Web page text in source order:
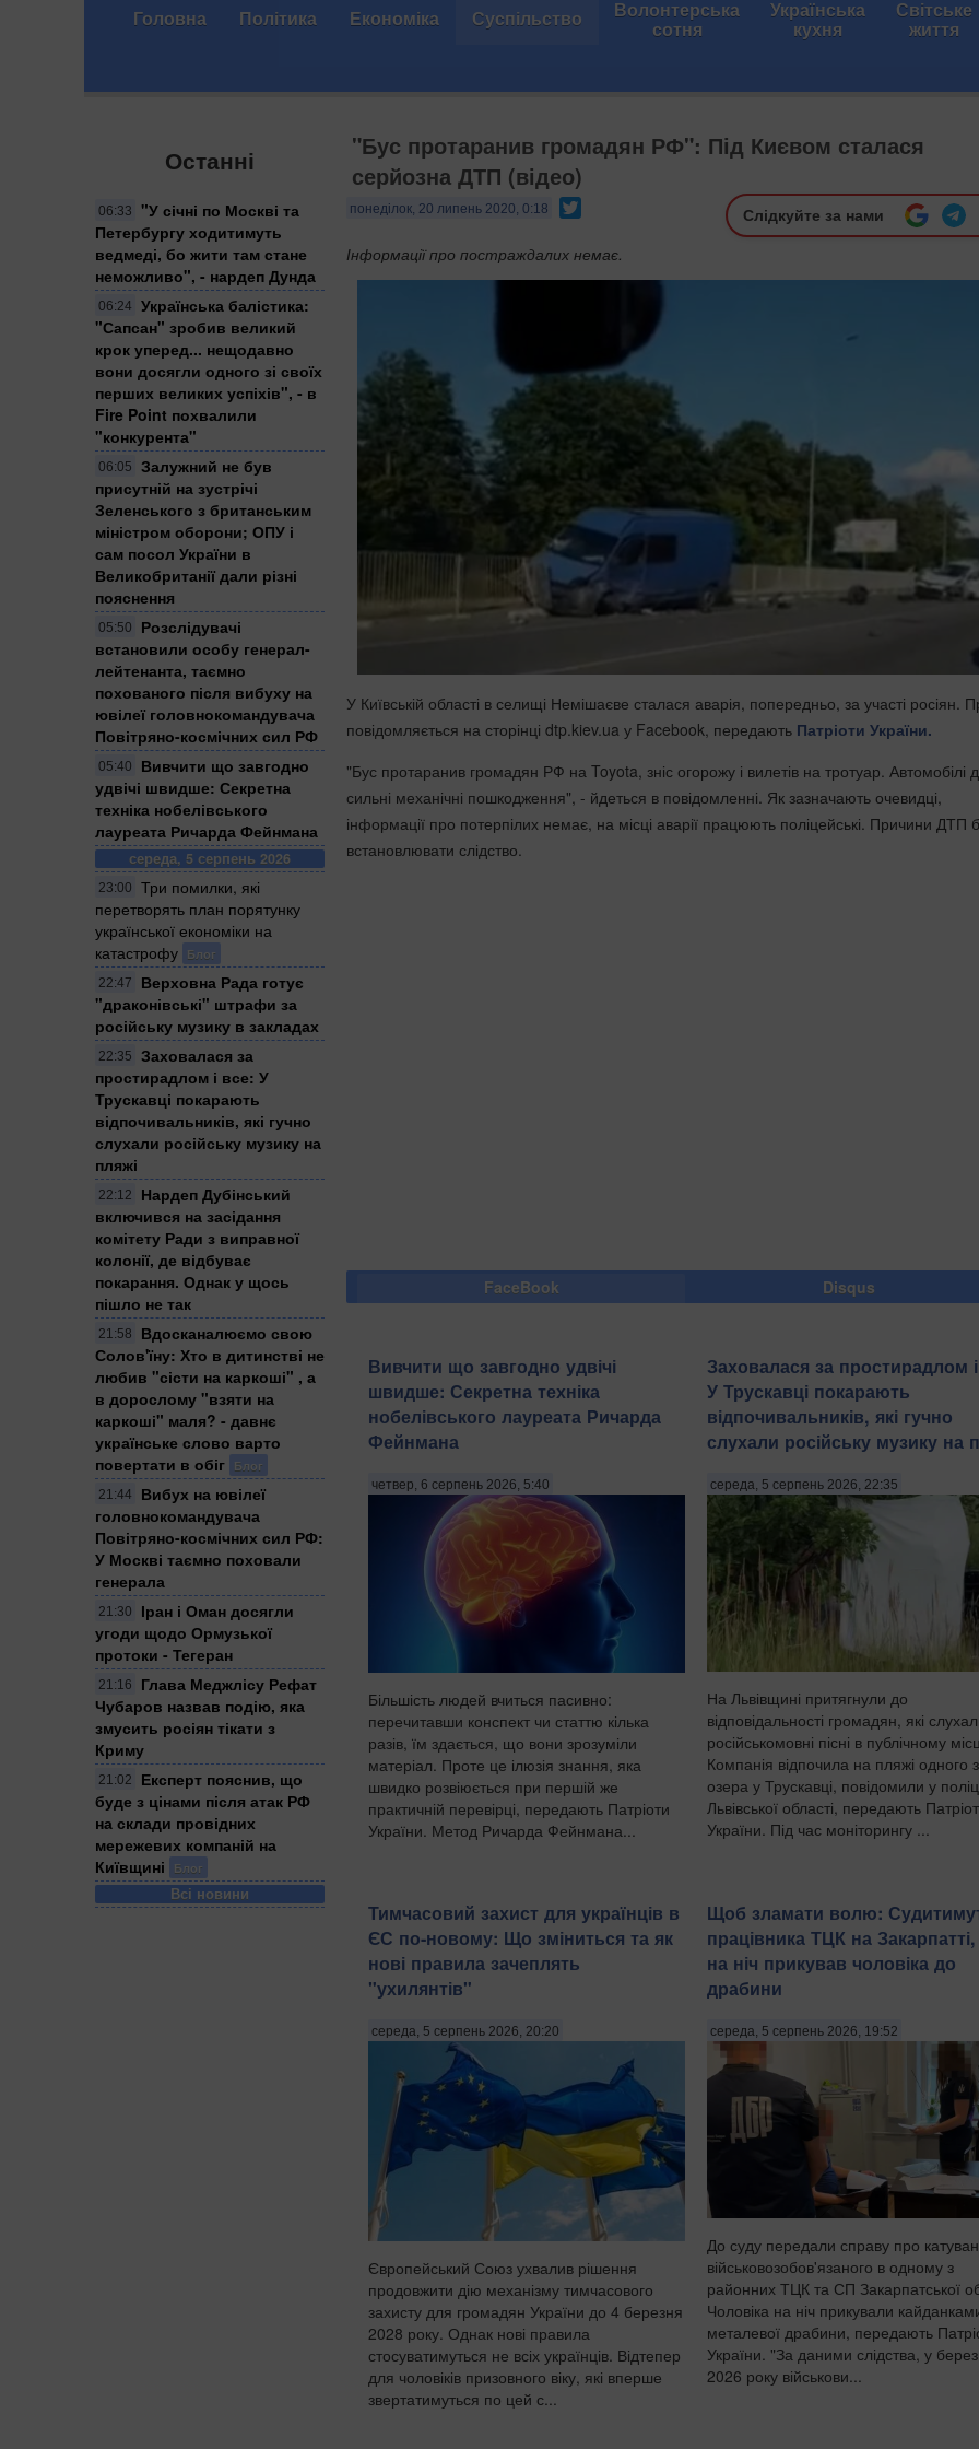
Головна Політика Економіка Суспільство Волонтерська
сотня
Українська
кухня
Світське
життя
Останні
06:33
"У січні по Москві та
Петербургу ходитимуть
ведмеді, бо жити там стане
неможливо", - нардеп Дунда
06:24
​Українська балістика:
"Сапсан" зробив великий
крок уперед... нещодавно
вони досягли одного зі своїх
перших великих успіхів", - в
Fire Point похвалили
"конкурента"
06:05
Залужний не був
присутній на зустрічі
Зеленського з британським
міністром оборони; ОПУ і
сам посол України в
Великобританії дали різні
пояснення
05:50
Розслідувачі
встановили особу генерал-
лейтенанта, таємно
похованого після вибуху на
ювілеї головнокомандувача
Повітряно-космічних сил РФ
05:40
Вивчити що завгодно
удвічі швидше: Секретна
техніка нобелівського
лауреата Ричарда Фейнмана
середа, 5 серпень 2026
23:00
Три помилки, які
перетворять план порятунку
української економіки на
катастрофу Блог
22:47
Верховна Рада готує
"драконівські" штрафи за
російську музику в закладах
22:35
Заховалася за
простирадлом і все: У
Трускавці покарають
відпочивальників, які гучно
слухали російську музику на
пляжі
22:12
Нардеп Дубінський
включився на засідання
комітету Ради з виправної
колонії, де відбуває
покарання. Однак у щось
пішло не так
21:58
Вдосканалюємо свою
Солов'їну: Хто в дитинстві не
любив "сісти на каркоші" , а
в дорослому "взяти на
каркоші" маля? - давнє
українське слово варто
повертати в обіг Блог
21:44
Вибух на ювілеї
головнокомандувача
Повітряно-космічних сил РФ:
У Москві таємно поховали
генерала
21:30
Іран і Оман досягли
угоди щодо Ормузької
протоки - Тегеран
21:16
Глава Меджлісу Рефат
Чубаров назвав подію, яка
змусить росіян тікати з
Криму
21:02
Експерт пояснив, що
буде з цінами після атак РФ
на склади провідних
мережевих компаній на
Київщині
Блог
Всі новини
"Бус протаранив громадян РФ": Під Києвом сталася
серйозна ДТП (відео)
понеділок, 20 липень 2020, 0:18 Слідкуйте за нами
Інформації про постраждалих немає.
У Київській області в селищі Немішаєве сталася аварія, попередньо, за участі росіян.
повідомляється на сторінці dtp.kiev.ua у Facebook, передають Патріоти України.
"Бус протаранив громадян РФ на Toyota, зніс огорожу і вилетів на тротуар. Автомобілі
сильні механічні пошкодження", - йдеться в повідомленні. Як зазначають очевидці,
інформації про потерпілих немає, на місці аварії працюють поліцейські. Причини ДТП
встановлювати слідство.
FaceBook Disqus
Вивчити що завгодно удвічі
швидше: Секретна техніка
нобелівського лауреата Ричарда
Фейнмана
четвер, 6 серпень 2026, 5:40
Більшість людей вчиться пасивно:
перечитавши конспект чи статтю кілька
разів, їм здається, що вони зрозуміли
матеріал. Проте це ілюзія знання, яка
швидко розвіюється при першій же
практичній перевірці, передають Патріоти
України. Метод Ричарда Фейнмана...
Заховалася за простирадлом
У Трускавці покарають
відпочивальників, які гучно
слухали російську музику на
середа, 5 серпень 2026, 22:35
На Львівщині притягнули до
відповідальності громадян, які
російськомовні пісні в публічному
Компанія відпочила на пляжі одного з
озера у Трускавці, повідомили у
Львівської області, передають
України. Під час моніторингу ...
Тимчасовий захист для українців в
ЄС по-новому: Що зміниться та як
нові правила зачеплять
"ухилянтів"
середа, 5 серпень 2026, 20:20
Європейський Союз ухвалив рішення
продовжити дію механізму тимчасового
захисту для громадян України до 4 березня
2028 року. Однак нові правила
стосуватимуться не всіх українців. Відтепер
для чоловіків призовного віку, які вперше
звертатимуться по цей с...
Щоб зламати волю:
працівника ТЦК на
на ніч прикував чоловіка до
драбини
середа, 5 серпень 2026, 19:52
До суду передали справу про
військовозобов'язаного в одному з
районних ТЦК та СП Закарпатської
Чоловіка на ніч прикували
металевої драбини, передають
України. "За даними слідства, у
2026 року військови...